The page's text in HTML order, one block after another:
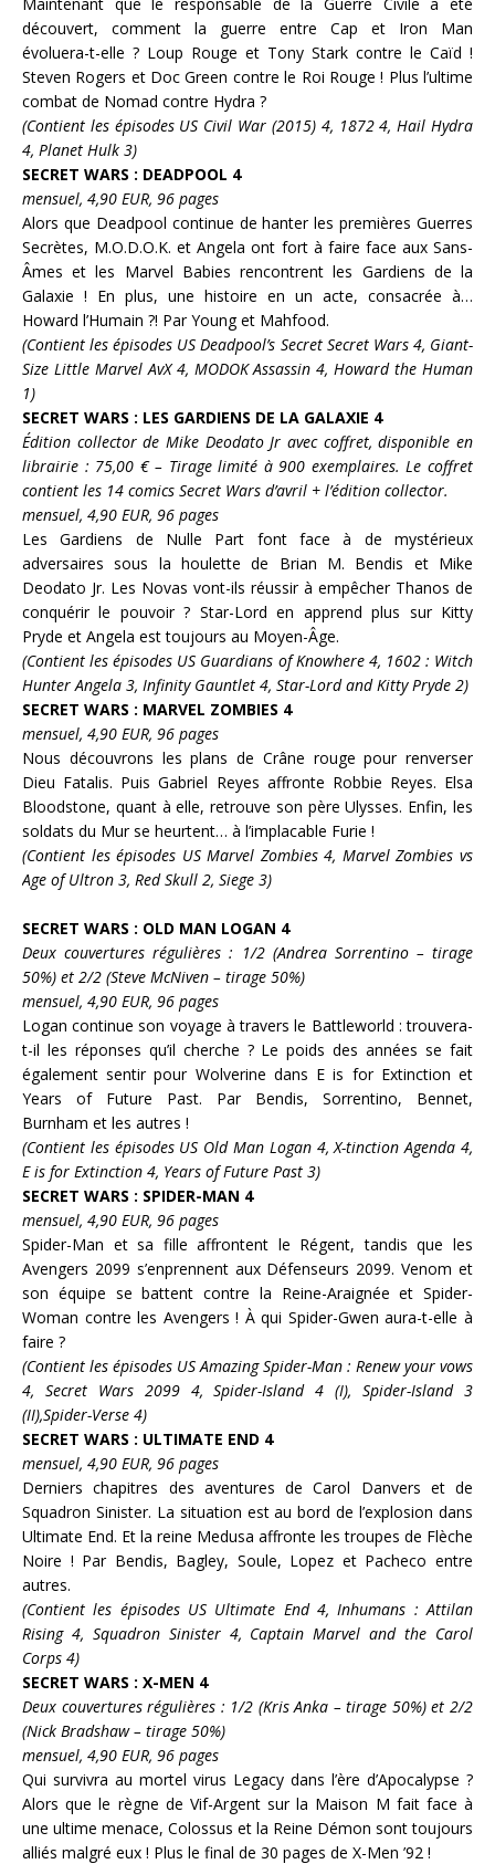
découvert, comment la guerre entre Cap et Iron Man
évoluera-t-elle ? Loup Rouge et Tony Stark contre le Caïd !
Steven Rogers et Doc Green contre le Roi Rouge ! Plus l’ultime
combat de Nomad contre Hydra ?
(Contient les épisodes US Civil War (2015) 4, 1872 4, Hail Hydra
4, Planet Hulk 3)
SECRET WARS : DEADPOOL 4
mensuel, 4,90 EUR, 96 pages
Alors que Deadpool continue de hanter les premières Guerres
Secrètes, M.O.D.O.K. etAngela ont fort à faire face auxSans-
Âmes et les Marvel Babies rencontrent les Gardiens de la
Galaxie ! En plus, une histoire en un acte, consacrée à…
Howard l’Humain ?! ParYounget Mahfood.
(Contient les épisodes US Deadpool’s Secret Secret Wars 4, Giant-
Size Little Marvel AvX 4, MODOK Assassin 4, Howard the Human
1)
SECRET WARS : LES GARDIENS DE LA GALAXIE 4
Édition collector de Mike Deodato Jr avec coffret, disponible en
librairie : 75,00 € – Tirage limité à 900 exemplaires. Le coffret
contient les 14 comics Secret Wars d’avril + l’édition collector.
mensuel, 4,90 EUR, 96 pages
Les Gardiens de Nulle Part font face à de mystérieux
adversaires sous la houlette de Brian M. Bendis et Mike
Deodato Jr. Les Novas vont-ils réussir à empêcher Thanos de
conquérir le pouvoir ? Star-Lorden apprend plus sur Kitty
Pryde et Angela est toujours au Moyen-Âge.
(Contient les épisodes US Guardians of Knowhere 4, 1602 : Witch
Hunter Angela 3, Infinity Gauntlet 4, Star-Lord and Kitty Pryde 2)
SECRET WARS : MARVEL ZOMBIES 4
mensuel, 4,90 EUR, 96 pages
Nous découvrons les plans de Crâne rouge pour renverser
Dieu Fatalis. Puis Gabriel Reyes affronte Robbie Reyes. Elsa
Bloodstone, quant à elle, retrouve son pèreUlysses. Enfin, les
soldats du Mur se heurtent… à l’implacable Furie !
(Contient les épisodes US Marvel Zombies 4, Marvel Zombies vs
Age of Ultron 3, Red Skull 2, Siege 3)
SECRET WARS : OLD MAN LOGAN 4
Deux couvertures régulières : 1/2 (Andrea Sorrentino – tirage
50%) et 2/2 (Steve McNiven – tirage 50%)
mensuel, 4,90 EUR, 96 pages
Logan continue son voyage à travers le Battleworld : trouvera-
t-il les réponses qu’il cherche ? Le poids des années se fait
également sentir pour Wolverine dans E is for Extinctionet
Years of Future Past. Par Bendis, Sorrentino, Bennet,
Burnham et les autres !
(Contient les épisodes US Old Man Logan 4, X-tinction Agenda 4,
E is for Extinction 4, Years of Future Past 3)
SECRET WARS : SPIDER-MAN 4
mensuel, 4,90 EUR, 96 pages
Spider-Man et sa fille affrontent le Régent, tandis que les
Avengers 2099 s’enprennent aux Défenseurs 2099.Venom et
son équipe se battent contre la Reine-Araignée et Spider-
Woman contre les Avengers ! À qui Spider-Gwen aura-t-elle à
faire ?
(Contient les épisodes US Amazing Spider-Man : Renew your vows
4, Secret Wars 2099 4, Spider-Island 4 (I), Spider-Island 3
(II),Spider-Verse 4)
SECRET WARS : ULTIMATE END 4
mensuel, 4,90 EUR, 96 pages
Derniers chapitres des aventures deCarol Danvers et de
Squadron Sinister. La situation est au bord de l’explosion dans
Ultimate End. Et la reine Medusa affronte les troupes de Flèche
Noire ! Par Bendis, Bagley, Soule, Lopez et Pacheco entre
autres.
(Contient les épisodes US Ultimate End 4, Inhumans : Attilan
Rising 4, Squadron Sinister 4, Captain Marvel and the Carol
Corps 4)
SECRET WARS : X-MEN 4
Deux couvertures régulières : 1/2 (Kris Anka – tirage 50%) et 2/2
(Nick Bradshaw – tirage 50%)
mensuel, 4,90 EUR, 96 pages
Qui survivra au mortel virus Legacy dans l’ère d’Apocalypse ?
Alors que le règne de Vif-Argentsur la Maison M fait face à
une ultime menace, Colossus et la Reine Démon sont toujours
alliés malgré eux ! Plus le final de 30 pages de X-Men ’92 !